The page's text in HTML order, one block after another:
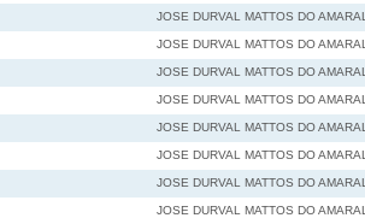
JOSE DURVAL MATTOS DO AMARAL
JOSE DURVAL MATTOS DO AMARAL
JOSE DURVAL MATTOS DO AMARAL
JOSE DURVAL MATTOS DO AMARAL
JOSE DURVAL MATTOS DO AMARAL
JOSE DURVAL MATTOS DO AMARAL
JOSE DURVAL MATTOS DO AMARAL
JOSE DURVAL MATTOS DO AMARAL